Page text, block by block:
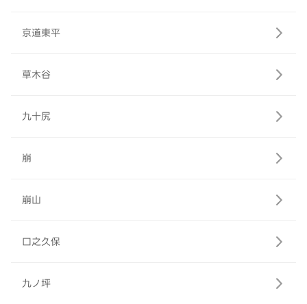
京道東平
草木谷
九十尻
崩
崩山
口之久保
九ノ坪